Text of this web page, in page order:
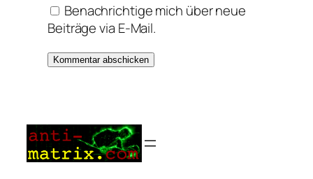
Benachrichtige mich über neue
Beiträge via E-Mail.